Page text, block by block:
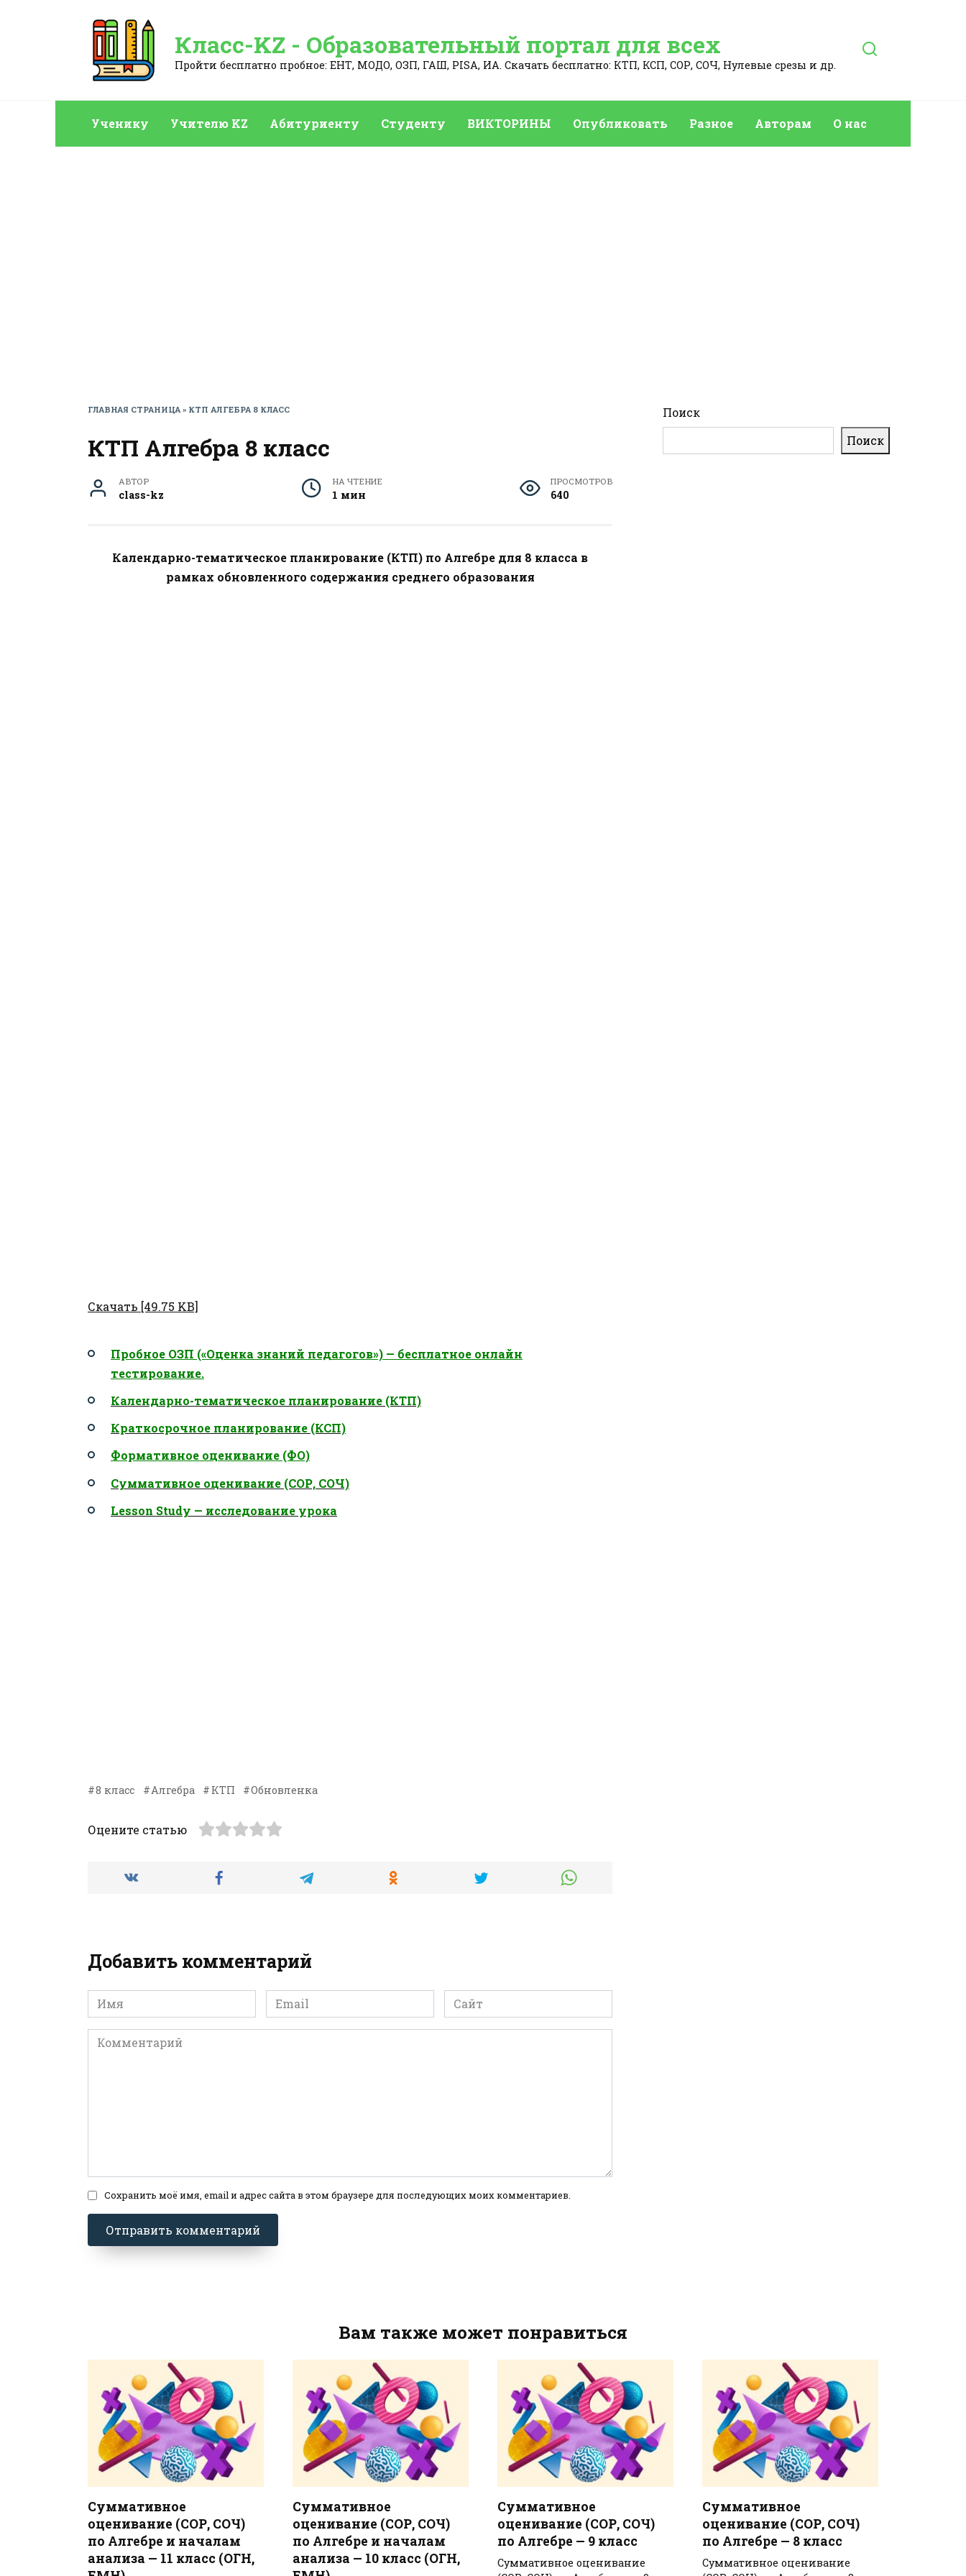
Класс-KZ - Образовательный портал для всех
Пройти бесплатно пробное: ЕНТ, МОДО, ОЗП, ГАШ, PISA, ИА. Скачать бесплатно: КТП, КСП, СОР, СОЧ, Нулевые срезы и др.
Ученику Учителю KZ Абитуриенту Студенту ВИКТОРИНЫ Опубликовать Разное Авторам О нас
ГЛАВНАЯ СТРАНИЦА» КТП АЛГЕБРА 8 КЛАСС
КТП Алгебра 8 класс
АВТОР
class-kz
НА ЧТЕНИЕ
1 мин
ПРОСМОТРОВ
640
Календарно-тематическое планирование (КТП) по Алгебре для 8 класса в
рамках обновленного содержания среднего образования
Скачать [49.75 KB]
Пробное ОЗП («Оценка знаний педагогов») — бесплатное онлайн
тестирование.
Календарно-тематическое планирование (КТП)
Краткосрочное планирование (КСП)
Формативное оценивание (ФО)
Суммативное оценивание (СОР, СОЧ)
Lesson Study — исследование урока
8 класс Алгебра КТП Обновленка
Оцените статью
Добавить комментарий
Имя
*
Email
*
Сайт
Комментарий
Сохранить моё имя, email и адрес сайта в этом браузере для последующих моих комментариев.
Поиск
Поиск
Вам также может понравиться
Суммативное
оценивание (СОР, СОЧ)
по Алгебре и началам
анализа — 11 класс (ОГН,
Суммативное
оценивание (СОР, СОЧ)
по Алгебре и началам
анализа — 10 класс (ОГН,
Суммативное
оценивание (СОР, СОЧ)
по Алгебре — 9 класс
Суммативное оценивание
Суммативное
оценивание (СОР, СОЧ)
по Алгебре — 8 класс
Суммативное оценивание